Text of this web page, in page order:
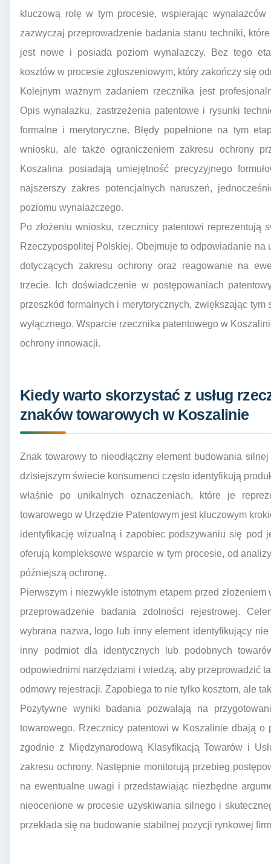
kluczową rolę w tym procesie, wspierając
zazwyczaj przeprowadzenie badania stanu techniki,
jest nowe i posiada poziom wynalazczy. Bez tego
kosztów w procesie zgłoszeniowym, który zakończy się
Kolejnym ważnym zadaniem rzecznika jest
Opis wynalazku, zastrzeżenia patentowe i rysunki
formalne i merytoryczne. Błędy popełnione na tym
wniosku, ale także ograniczeniem zakresu ochrony
Koszalina posiadają umiejętność precyzyjnego
najszerszy zakres potencjalnych naruszeń,
poziomu wynalazczego.
Po złożeniu wniosku, rzecznicy patentowi reprezentują
Rzeczypospolitej Polskiej. Obejmuje to odpowiadanie
dotyczących zakresu ochrony oraz reagowanie na
trzecie. Ich doświadczenie w postępowaniach
przeszkód formalnych i merytorycznych, zwiększając
wyłącznego. Wsparcie rzecznika patentowego w
ochrony innowacji.
Kiedy warto skorzystać z usług
znaków towarowych w Koszalinie
Znak towarowy to nieodłączny element budowania
dzisiejszym świecie konsumenci często identyfikują
właśnie po unikalnych oznaczeniach, które je
towarowego w Urzędzie Patentowym jest kluczowym
identyfikację wizualną i zapobiec podszywaniu się pod
oferują kompleksowe wsparcie w tym procesie, od
późniejszą ochronę.
Pierwszym i niezwykle istotnym etapem przed
przeprowadzenie badania zdolności rejestrowej.
wybrana nazwa, logo lub inny element identyfikujący
inny podmiot dla identycznych lub podobnych
odpowiednimi narzędziami i wiedzą, aby przeprowadzić
odmowy rejestracji. Zapobiega to nie tylko kosztom, ale
Pozytywne wyniki badania pozwalają na
towarowego. Rzecznicy patentowi w Koszalinie dbają o
zgodnie z Międzynarodową Klasyfikacją Towarów i
zakresu ochrony. Następnie monitorują przebieg
na ewentualne uwagi i przedstawiając niezbędne
nieocenione w procesie uzyskiwania silnego i
przekłada się na budowanie stabilnej pozycji rynkowej